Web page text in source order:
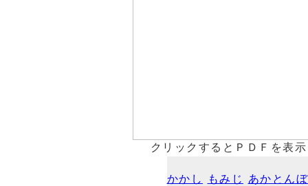
クリックするとＰＤＦを表
かかし もみじ あかとんぼ